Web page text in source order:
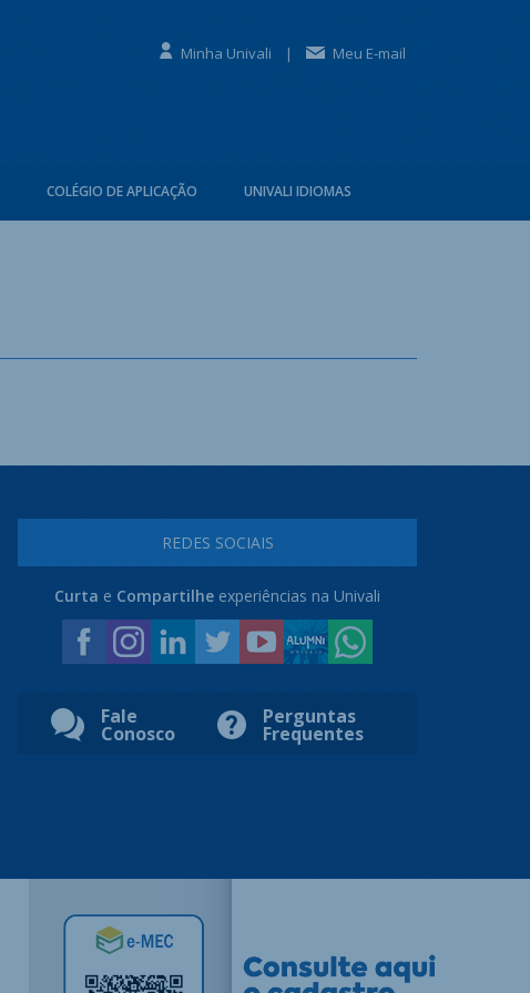
Minha Univali | Meu E-mail
COLÉGIO DE APLICAÇÃO UNIVALI IDIOMAS
5ª Avenida, 1.100 - Bairro dos Municípios
Balneário Camboriú - SC CEP: 88337-300
REDES SOCIAIS
Curta e Compartilhe experiências na Univali
Fale
Conosco
Perguntas
Frequentes